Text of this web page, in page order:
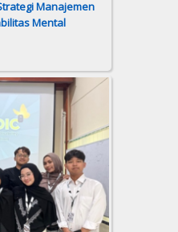
Manajemen
Mental